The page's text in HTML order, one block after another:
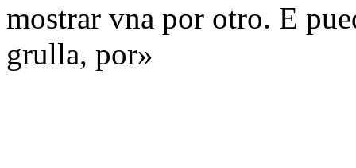
mostrar vna por otro. E
grulla, por»